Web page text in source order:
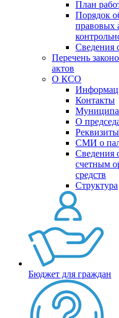
План
Порядок
правовых
Сведения
Перечень
актов
О КСО
Контакты
О
СМИ о
Сведения
счетным
средств
Структура
Бюджет для граждан